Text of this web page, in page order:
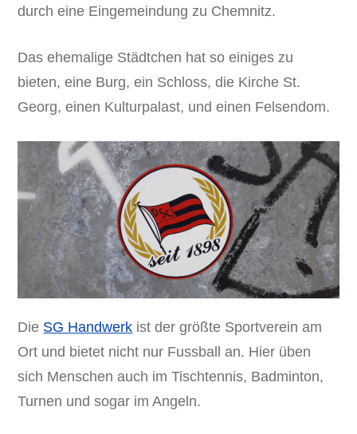
durch eine Eingemeindung zu Chemnitz.
Das ehemalige Städtchen hat so einiges zu
bieten, eine Burg, ein Schloss, die Kirche St.
Georg, einen Kulturpalast, und einen Felsendom.
Die SG Handwerk ist der größte Sportverein am
Ort und bietet nicht nur Fussball an. Hier üben
sich Menschen auch im Tischtennis, Badminton,
Turnen und sogar im Angeln.